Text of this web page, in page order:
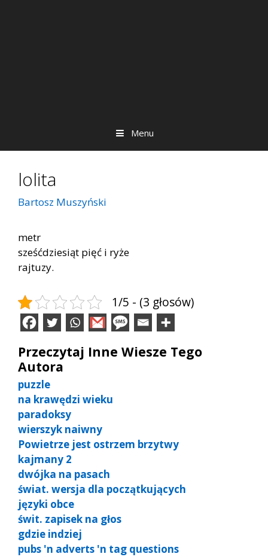
Menu
lolita
Bartosz Muszyński
metr
sześćdziesiąt pięć i ryże
rajtuzy.
1/5 - (3 głosów)
Przeczytaj Inne Wiesze Tego
Autora
puzzle
na krawędzi wieku
paradoksy
wierszyk naiwny
Powietrze jest ostrzem brzytwy
kajmany 2
dwójka na pasach
świat. wersja dla początkujących
języki obce
świt. zapisek na głos
gdzie indziej
pubs 'n adverts 'n tag questions